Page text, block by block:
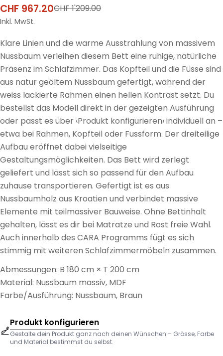
Verkaufspreis
CHF 967.20
Regulärer
Preis
CHF 1'209.00
Inkl. MwSt.
Klare Linien und die warme Ausstrahlung von massivem
Nussbaum verleihen diesem Bett eine ruhige, natürliche
Präsenz im Schlafzimmer. Das Kopfteil und die Füsse sind
aus natur geöltem Nussbaum gefertigt, während der
weiss lackierte Rahmen einen hellen Kontrast setzt. Du
bestellst das Modell direkt in der gezeigten Ausführung
oder passt es über ‹Produkt konfigurieren› individuell an –
etwa bei Rahmen, Kopfteil oder Fussform. Der dreiteilige
Aufbau eröffnet dabei vielseitige
Gestaltungsmöglichkeiten. Das Bett wird zerlegt
geliefert und lässt sich so passend für den Aufbau
zuhause transportieren. Gefertigt ist es aus
Nussbaumholz aus Kroatien und verbindet massive
Elemente mit teilmassiver Bauweise. Ohne Bettinhalt
gehalten, lässt es dir bei Matratze und Rost freie Wahl.
Auch innerhalb des CARA Programms fügt es sich
stimmig mit weiteren Schlafzimmermöbeln zusammen.
Abmessungen: B 180 cm × T 200 cm
Material: Nussbaum massiv, MDF
Farbe/Ausführung: Nussbaum, Braun
Produkt konfigurieren
Gestalte dein Produkt ganz nach deinen Wünschen – Grösse, Farbe
und Material bestimmst du selbst.